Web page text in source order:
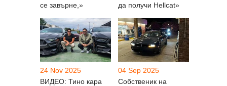
се завърне,»
да получи Hellcat»
24 Nov 2025
ВИДЕО: Тино кара
04 Sep 2025
Собственик на